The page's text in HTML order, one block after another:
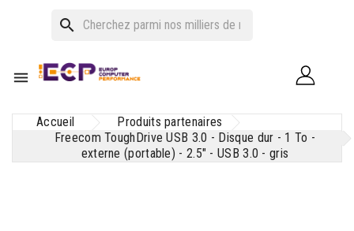
search

Accueil
Produits partenaires
Freecom ToughDrive USB 3.0 - Disque dur - 1 To -
externe (portable) - 2.5" - USB 3.0 - gris